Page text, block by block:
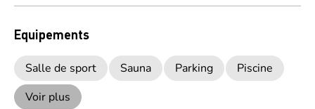
Equipements
Salle de sport Sauna Parking
Piscine
Voir plus